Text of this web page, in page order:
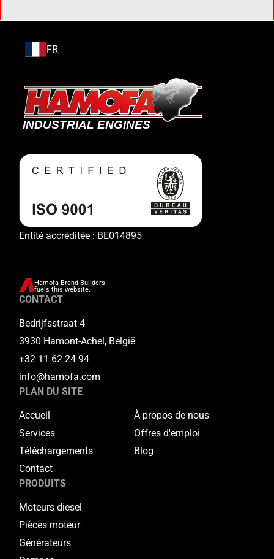
FR
Entité accréditée : BE014895
Hamofa Brand Builders
fuels this website.
CONTACT
Bedrijfsstraat 4
3930 Hamont-Achel, België
+32 11 62 24 94
info@hamofa.com
PLAN DU SITE
Accueil
À propos de nous
Services
Offres d'emploi
Téléchargements
Blog
Contact
PRODUITS
Moteurs diesel
Pièces moteur
Générateurs